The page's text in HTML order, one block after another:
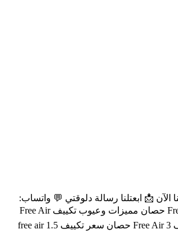
تبريد سريع بلازما لتنقية الهواء هواء نقي ومنعش شاشة ديچيتال حديثة ضمان 5 سنوات تواصل معنا الآن 📩 ابعتلنا رسالة دلوقتي 💬 واتساب:
01067677298 👉 https://wa.me/201067677298 📞 01150445556 | 01069568688 | 01122256005 | 01067677298 موقعنا : https://rivercool.co/ عيوب تكييف Free Air 1.5 حصان مميزات وعيوب تكييف Free Air
سعر تكييف Free Air 1.5 حصان بارد فقط سعر تكييف Free Air 1.5 حصان انفرتر سعر تكييف Free Air 1.5 حصان اليوم أسعار تكييف Free Air 2.25 حصان سعر تكييف Free Air 3 حصان سعر تكييف free air 1.5